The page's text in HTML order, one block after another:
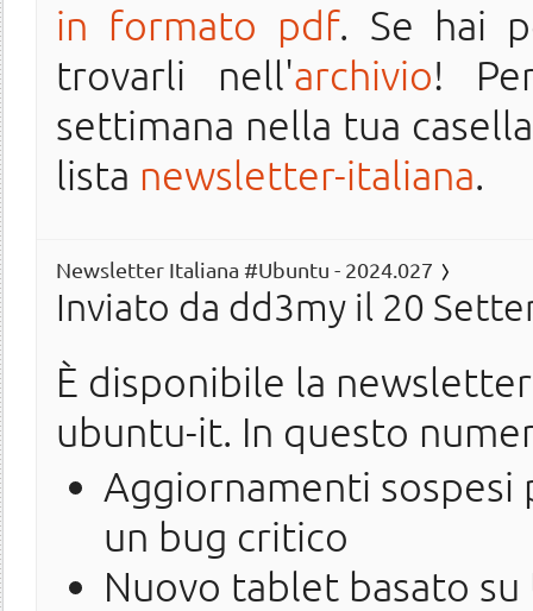
in formato pdf. Se hai
trovarli nell'archivio!
settimana nella tua
lista newsletter-italiana.
Newsletter Italiana #Ubuntu - 2024.027
Inviato da dd3my il 20
È disponibile la
ubuntu-it. In questo
Aggiornamenti sospesi
un bug critico
Nuovo tablet basato